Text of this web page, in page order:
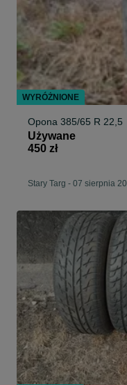
Opona 385/65 R 22,5
Używane
450 zł
Stary Targ - 07 sierpnia
WYRÓŻNIONE